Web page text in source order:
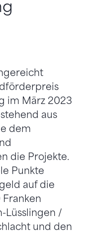
im März 2023
aus
dem
die Projekte.
Punkte
auf die
Lüsslingen /
und den